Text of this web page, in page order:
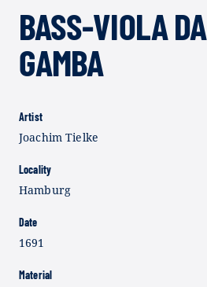
BASS-VIOLA DA
GAMBA
Artist
Joachim Tielke
Locality
Hamburg
Date
1691
Material